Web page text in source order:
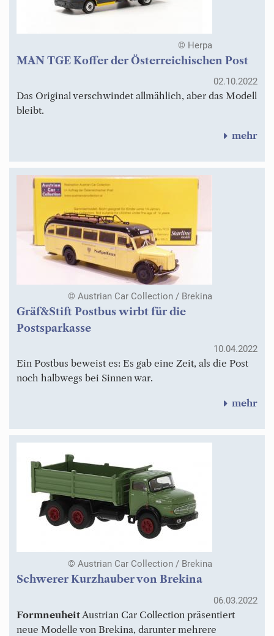
© Herpa
MAN TGE Koffer der Österreichischen Post
02.10.2022
Das Original verschwindet allmählich, aber das Modell
bleibt.
mehr
© Austrian Car Collection / Brekina
Gräf&Stift Postbus wirbt für die
Postsparkasse
10.04.2022
Ein Postbus beweist es: Es gab eine Zeit, als die Post
noch halbwegs bei Sinnen war.
mehr
© Austrian Car Collection / Brekina
Schwerer Kurzhauber von Brekina
06.03.2022
Formneuheit Austrian Car Collection präsentiert
neue Modelle von Brekina, darunter mehrere